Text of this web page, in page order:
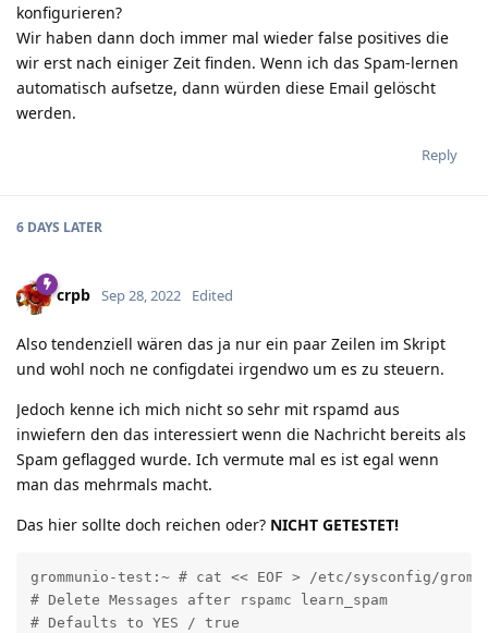
konfigurieren?
Wir haben dann doch immer mal wieder false positives die
wir erst nach einiger Zeit finden. Wenn ich das Spam-lernen
automatisch aufsetze, dann würden diese Email gelöscht
werden.
Reply
6 DAYS LATER
crpb Sep 28, 2022 Edited
Also tendenziell wären das ja nur ein paar Zeilen im Skript
und wohl noch ne configdatei irgendwo um es zu steuern.
Jedoch kenne ich mich nicht so sehr mit rspamd aus
inwiefern den das interessiert wenn die Nachricht bereits als
Spam geflagged wurde. Ich vermute mal es ist egal wenn
man das mehrmals macht.
Das hier sollte doch reichen oder? NICHT GETESTET!
grommunio-test:~ # cat << EOF > /etc/sysconfig/
# Delete Messages after rspamc learn_spam
# Defaults to YES / true